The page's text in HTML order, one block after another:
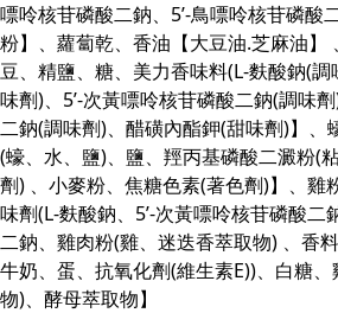
嘌呤核苷磷酸二鈉、5’-鳥嘌呤核苷磷酸
粉】、蘿蔔乾、香油【大豆油.芝麻油】
豆、精鹽、糖、美力香味料(L-麩酸鈉(
味劑)、5’-次黃嘌呤核苷磷酸二鈉(調味
二鈉(調味劑)、醋磺內酯鉀(甜味劑)】、
(蠔、水、鹽)、鹽、羥丙基磷酸二澱粉(
劑) 、小麥粉、焦糖色素(著色劑)】、雞
味劑(L-麩酸鈉、5’-次黃嘌呤核苷磷酸二
二鈉、雞肉粉(雞、迷迭香萃取物) 、香
牛奶、蛋、抗氧化劑(維生素E))、白糖
物)、酵母萃取物】